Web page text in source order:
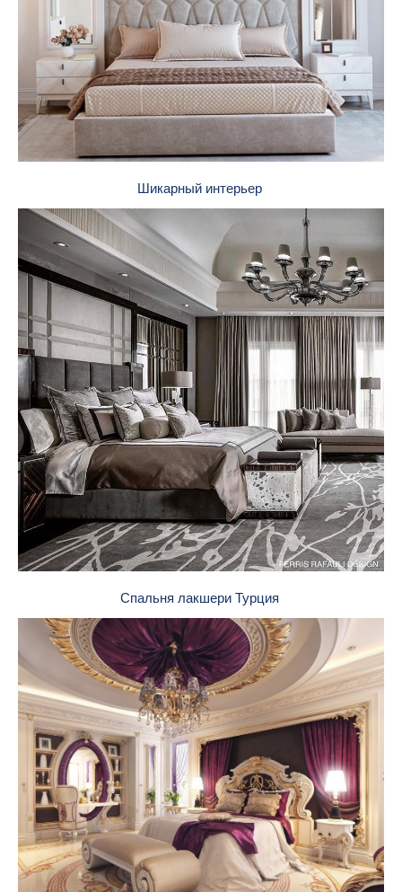
Шикарный интерьер
Спальня лакшери Турция